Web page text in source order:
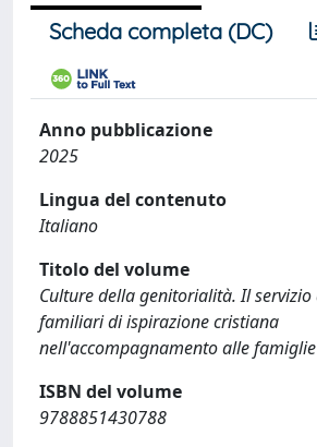
Scheda completa (DC)
Anno pubblicazione
2025
Lingua del contenuto
Italiano
Titolo del volume
Culture della genitorialità. Il
familiari di ispirazione cristiana
nell'accompagnamento alle famiglie
ISBN del volume
9788851430788